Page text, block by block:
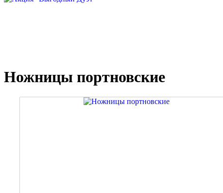
Ножницы портновские